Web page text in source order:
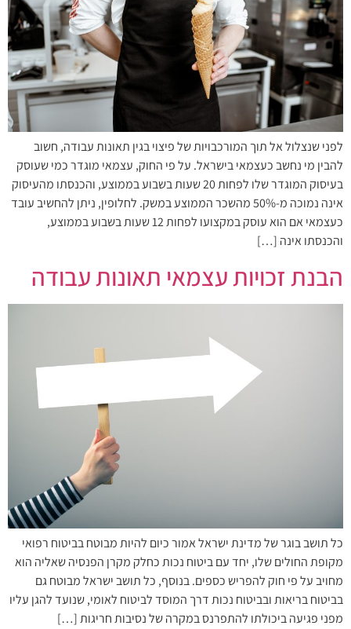
לפני שנצלול אל תוך המורכבויות של פיצוי בגין תאונות עבודה, חשוב
להבין מי נחשב כעצמאי בישראל. על פי החוק, עצמאי מוגדר כמי שעוסק
בעיסוק המוגדר שלו לפחות 20 שעות בשבוע בממוצע, והכנסתו מהעיסוק
אינה נמוכה מ-50% מהשכר הממוצע במשק. לחלופין, ניתן להחשיב עובד
כעצמאי אם הוא עוסק במקצועו לפחות 12 שעות בשבוע בממוצע,
והכנסתו אינה […]
הבנת זכויות עצמאי תאונות עבודה
כל תושב בוגר של מדינת ישראל אמור כיום להיות מבוטח בביטוח רפואי
מקופת החולים שלו, יחד עם ביטוח נכות כחלק מקרן הפנסיה שאליה הוא
מחויב על פי חוק להפריש כספים. בנוסף, כל תושב ישראל מבוטח גם
בביטוח בריאות ובביטוח נכות דרך המוסד לביטוח לאומי, שנועד להגן עליו
מפני פגיעה ביכולתו להתפרנס במקרה של נסיבות חריגות […]